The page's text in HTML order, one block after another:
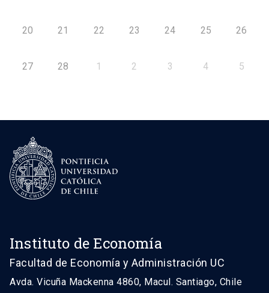
20 21 22 23 24 25 26
27 28 1 2 3 4 5
Instituto de Economía
Facultad de Economía y Administración UC
Avda. Vicuña Mackenna 4860, Macul. Santiago, Chile